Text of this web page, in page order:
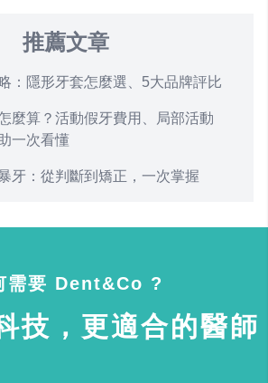
推薦文章
：隱形牙套怎麼選、5大品牌評比
麼算？活動假牙費用、局部活動
一次看懂
牙：從判斷到矯正，一次掌握
需要 Dent&Co ?
技，更適合的醫師